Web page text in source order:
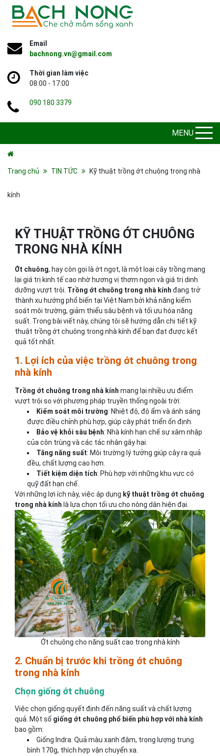
Email
bachnong.vn@gmail.com
Thời gian làm việc
08:00 - 17:00
090 180 3379
MENU
Trang chủ TIN TỨC Kỹ thuật trồng ớt chuông trong nhà
kính
KỸ THUẬT TRỒNG ỚT CHUÔNG
TRONG NHÀ KÍNH
Ớt chuông, hay còn gọi là ớt ngọt, là một loại cây trồng mang
lại giá trị kinh tế cao nhờ hương vị thơm ngon và giá trị dinh
dưỡng vượt trội. Trồng ớt chuông trong nhà kính đang trở
thành xu hướng phổ biến tại Việt Nam bởi khả năng kiểm
soát môi trường, giảm thiểu sâu bệnh và tối ưu hóa năng
suất. Trong bài viết này, chúng tôi sẽ hướng dẫn chi tiết kỹ
thuật trồng ớt chuông trong nhà kính để bạn đạt được kết
quả tốt nhất.
1. Lợi ích của việc trồng ớt chuông trong
nhà kính
Trồng ớt chuông trong nhà kính mang lại nhiều ưu điểm
vượt trội so với phương pháp truyền thống ngoài trời:
Kiểm soát môi trường: Nhiệt độ, độ ẩm và ánh sáng
được điều chỉnh phù hợp, giúp cây phát triển ổn định.
Bảo vệ khỏi sâu bệnh: Nhà kính hạn chế sự xâm nhập
của côn trùng và các tác nhân gây hại.
Tăng năng suất: Môi trường lý tưởng giúp cây ra quả
đều, chất lượng cao hơn.
Tiết kiệm diện tích: Phù hợp với những khu vực có
quỹ đất hạn chế.
Với những lợi ích này, việc áp dụng kỹ thuật trồng ớt chuông
trong nhà kính là lựa chọn tối ưu cho nông dân hiện đại.
Ớt chuông cho năng suất cao trong nhà kính
2. Chuẩn bị trước khi trồng ớt chuông
trong nhà kính
Chọn giống ớt chuông
Việc chọn giống quyết định đến năng suất và chất lượng
quả. Một số giống ớt chuông phổ biến phù hợp với nhà kính
bao gồm:
Giống Indra: Quả màu xanh đậm, trọng lượng trung
bình 170g, thích hợp vận chuyển xa.